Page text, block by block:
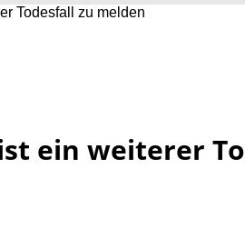
Todesfall zu melden
ein weiterer